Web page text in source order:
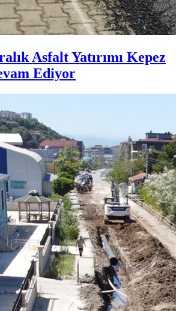
Asfalt Yatırımı Kepez
Ediyor